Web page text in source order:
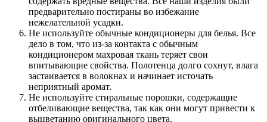
предварительно постираны во избежание
нежелательной усадки.
Не используйте обычные кондиционеры для белья. Все
дело в том, что из-за контакта с обычным
кондиционером махровая ткань теряет свои
впитывающие свойства. Полотенца долго сохнут, влага
застаивается в волокнах и начинает источать
неприятный аромат.
Не используйте стиральные порошки, содержащие
отбеливающие вещества, так как они могут привести к
выцветанию оригинального цвета.